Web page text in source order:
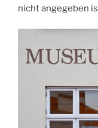
nicht angegeben